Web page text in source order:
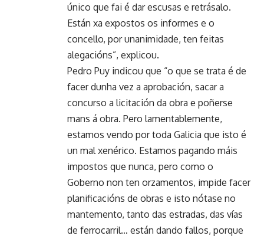
único que fai é dar escusas e retrásalo.
Están xa expostos os informes e o
concello, por unanimidade, ten feitas
alegacións”, explicou.
Pedro Puy indicou que “o que se trata é de
facer dunha vez a aprobación, sacar a
concurso a licitación da obra e poñerse
mans á obra. Pero lamentablemente,
estamos vendo por toda Galicia que isto é
un mal xenérico. Estamos pagando máis
impostos que nunca, pero como o
Goberno non ten orzamentos, impide facer
planificacións de obras e isto nótase no
mantemento, tanto das estradas, das vías
de ferrocarril… están dando fallos, porque